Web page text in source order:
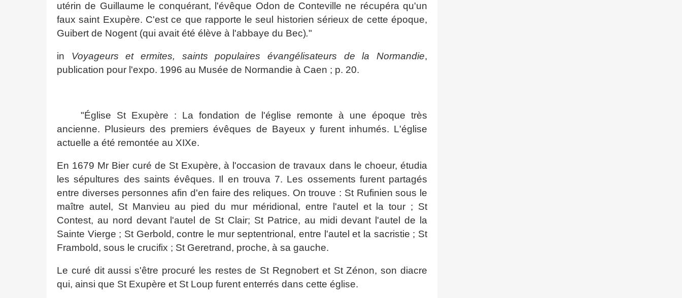
utérin de Guillaume le conquérant, l'évêque Odon de Conteville ne récupéra qu'un
faux saint Exupère. C'est ce que rapporte le seul historien sérieux de cette époque,
Guibert de Nogent (qui avait été élève à l'abbaye du Bec)."
in Voyageurs et ermites, saints populaires évangélisateurs de la Normandie,
publication pour l'expo. 1996 au Musée de Normandie à Caen ; p. 20.
"Église St Exupère : La fondation de l'église remonte à une époque très
ancienne. Plusieurs des premiers évêques de Bayeux y furent inhumés. L'église
actuelle a été remontée au XIXe.
En 1679 Mr Bier curé de St Exupère, à l'occasion de travaux dans le choeur, étudia
les sépultures des saints évêques. Il en trouva 7. Les ossements furent partagés
entre diverses personnes afin d'en faire des reliques. On trouve : St Rufinien sous le
maître autel, St Manvieu au pied du mur méridional, entre l'autel et la tour ; St
Contest, au nord devant l'autel de St Clair; St Patrice, au midi devant l'autel de la
Sainte Vierge ; St Gerbold, contre le mur septentrional, entre l'autel et la sacristie ; St
Frambold, sous le crucifix ; St Geretrand, proche, à sa gauche.
Le curé dit aussi s'être procuré les restes de St Regnobert et St Zénon, son diacre
qui, ainsi que St Exupère et St Loup furent enterrés dans cette église.